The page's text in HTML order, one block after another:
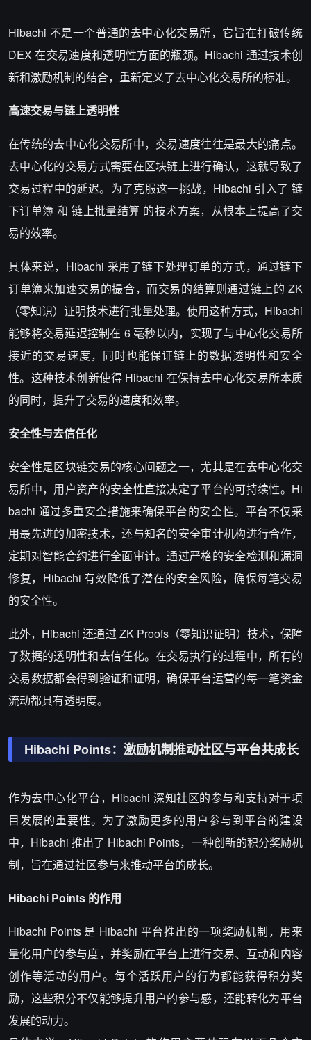
Hibachi 不是一个普通的去中心化交易所，它旨在打破传统
DEX 在交易速度和透明性方面的瓶颈。Hibachi 通过技术创
新和激励机制的结合，重新定义了去中心化交易所的标准。
高速交易与链上透明性
在传统的去中心化交易所中，交易速度往往是最大的痛点。
去中心化的交易方式需要在区块链上进行确认，这就导致了
交易过程中的延迟。为了克服这一挑战，Hibachi 引入了 链
下订单簿 和 链上批量结算 的技术方案，从根本上提高了交
易的效率。
具体来说，Hibachi 采用了链下处理订单的方式，通过链下
订单簿来加速交易的撮合，而交易的结算则通过链上的 ZK
（零知识）证明技术进行批量处理。使用这种方式，Hibachi
能够将交易延迟控制在 6 毫秒以内，实现了与中心化交易所
接近的交易速度，同时也能保证链上的数据透明性和安全
性。这种技术创新使得 Hibachi 在保持去中心化交易所本质
的同时，提升了交易的速度和效率。
安全性与去信任化
安全性是区块链交易的核心问题之一，尤其是在去中心化交
易所中，用户资产的安全性直接决定了平台的可持续性。Hi
bachi 通过多重安全措施来确保平台的安全性。平台不仅采
用最先进的加密技术，还与知名的安全审计机构进行合作，
定期对智能合约进行全面审计。通过严格的安全检测和漏洞
修复，Hibachi 有效降低了潜在的安全风险，确保每笔交易
的安全性。
此外，Hibachi 还通过 ZK Proofs（零知识证明）技术，保障
了数据的透明性和去信任化。在交易执行的过程中，所有的
交易数据都会得到验证和证明，确保平台运营的每一笔资金
流动都具有透明度。
Hibachi Points：激励机制推动社区与平台共成长
作为去中心化平台，Hibachi 深知社区的参与和支持对于项
目发展的重要性。为了激励更多的用户参与到平台的建设
中，Hibachi 推出了 Hibachi Points，一种创新的积分奖励机
制，旨在通过社区参与来推动平台的成长。
Hibachi Points 的作用
Hibachi Points 是 Hibachi 平台推出的一项奖励机制，用来
量化用户的参与度，并奖励在平台上进行交易、互动和内容
创作等活动的用户。每个活跃用户的行为都能获得积分奖
励，这些积分不仅能够提升用户的参与感，还能转化为平台
发展的动力。